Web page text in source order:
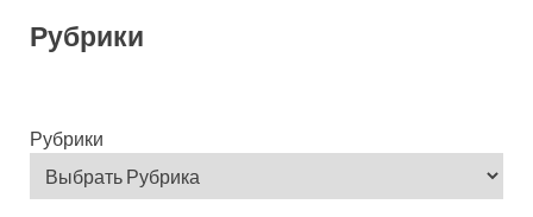
Рубрики
Рубрики